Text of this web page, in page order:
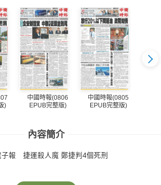
)
中國時報(0806
EPUB完整版)
中國時報(0805
EPUB完整版)
內容簡介
子報 捷運殺人魔 鄭捷判4個死刑